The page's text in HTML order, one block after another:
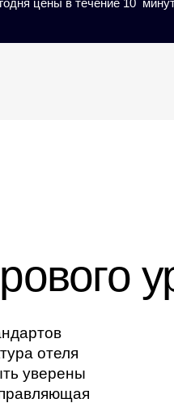
цены в течение 10
отеля
уверены